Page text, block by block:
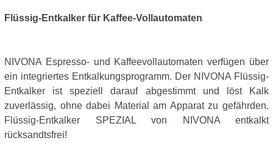
Flüssig-Entkalker für Kaffee-Vollautomaten
NIVONA Espresso- und Kaffeevollautomaten verfügen über
ein integriertes Entkalkungsprogramm. Der NIVONA Flüssig-
Entkalker ist speziell darauf abgestimmt und löst Kalk
zuverlässig, ohne dabei Material am Apparat zu gefährden.
Flüssig-Entkalker SPEZIAL von NIVONA entkalkt
rücksandtsfrei!